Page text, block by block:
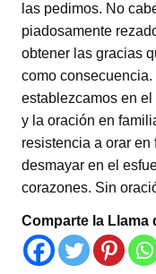
las pedimos. No
piadosamente
obtener las gracias
como
establezcamos en
y la oración en
resistencia a orar
desmayar en el
corazones. Sin
Comparte la Llama